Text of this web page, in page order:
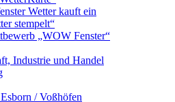
Wetter kauft ein
stempelt“
„WOW Fenster“
Industrie und Handel
/ Voßhöfen